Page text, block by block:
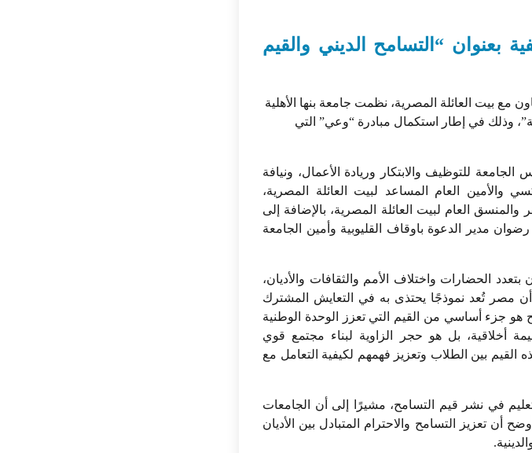
بعنوان “التسامح الديني والقيم
مع بيت العائلة المصرية، نظمت جامعة بنها الأهلية
وذلك في إطار استكمال مبادرة “وعي” التي
للتوظيف والابتكار وريادة الأعمال، ونيافة
والأمين العام المساعد لبيت العائلة المصرية،
والمنسق العام لبيت العائلة المصرية، بالإضافة إلى
مدير الدعوة باوقاف القليوبية وأمين الجامعة
الحضارات واختلاف الأمم والثقافات والأديان،
مصر تُعد نموذجًا يحتذى به في التعايش المشترك
هو جزء أساسي من القيم التي تعزز الوحدة الوطنية
أخلاقية، بل هو حجر الزاوية لبناء مجتمع قوي
بين الطلاب وتعزيز فهمهم لكيفية التعامل مع
في نشر قيم التسامح، مشيرًا إلى أن الجامعات
أن تعزيز التسامح والاحترام المتبادل بين الأديان